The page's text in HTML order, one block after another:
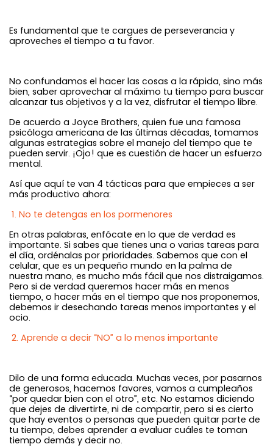
Es fundamental que te cargues de perseverancia y
aproveches el tiempo a tu favor.
No confundamos el hacer las cosas a la rápida, sino más
bien, saber aprovechar al máximo tu tiempo para buscar
alcanzar tus objetivos y a la vez, disfrutar el tiempo libre.
De acuerdo a Joyce Brothers, quien fue una famosa
psicóloga americana de las últimas décadas, tomamos
algunas estrategias sobre el manejo del tiempo que te
pueden servir. ¡Ojo! que es cuestión de hacer un esfuerzo
mental.
Así que aquí te van 4 tácticas para que empieces a ser
más productivo ahora:
1. No te detengas en los pormenores
En otras palabras, enfócate en lo que de verdad es
importante. Si sabes que tienes una o varias tareas para
el día, ordénalas por prioridades. Sabemos que con el
celular, que es un pequeño mundo en la palma de
nuestra mano, es mucho más fácil que nos distraigamos.
Pero si de verdad queremos hacer más en menos
tiempo, o hacer más en el tiempo que nos proponemos,
debemos ir desechando tareas menos importantes y el
ocio.
2. Aprende a decir “NO” a lo menos importante
Dilo de una forma educada. Muchas veces, por pasarnos
de generosos, hacemos favores, vamos a cumpleaños
“por quedar bien con el otro”, etc. No estamos diciendo
que dejes de divertirte, ni de compartir, pero si es cierto
que hay eventos o personas que pueden quitar parte de
tu tiempo, debes aprender a evaluar cuáles te toman
tiempo demás y decir no.